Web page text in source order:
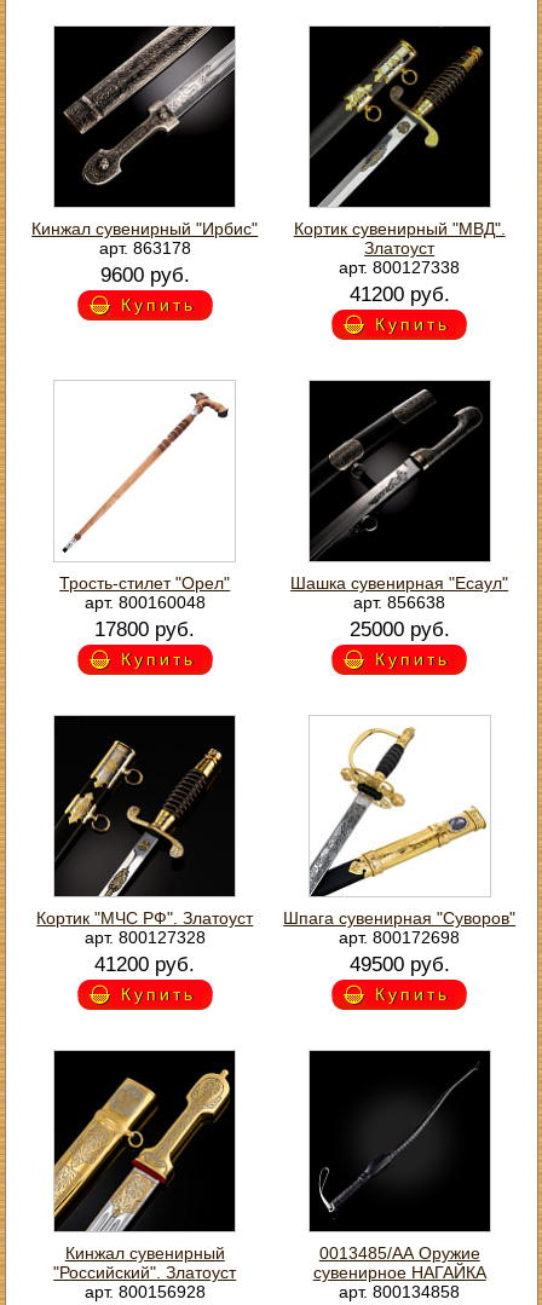
Кинжал сувенирный "Ирбис"
арт. 863178
9600 руб.
Купить
Кортик сувенирный "МВД".
Златоуст
арт. 800127338
41200 руб.
Купить
Трость-стилет "Орел"
арт. 800160048
17800 руб.
Купить
Шашка сувенирная "Есаул"
арт. 856638
25000 руб.
Купить
Кортик "МЧС РФ". Златоуст
арт. 800127328
41200 руб.
Купить
Шпага сувенирная "Суворов"
арт. 800172698
49500 руб.
Купить
Кинжал сувенирный
"Российский". Златоуст
арт. 800156928
0013485/АА Оружие
сувенирное НАГАЙКА
арт. 800134858